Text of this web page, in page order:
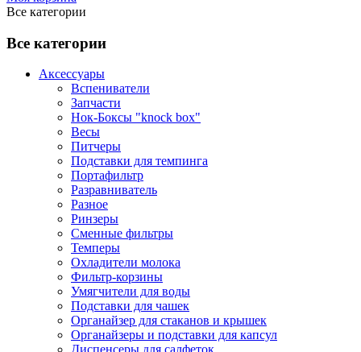
Все категории
Все категории
Аксессуары
Вспениватели
Запчасти
Нок-Боксы "knock box"
Весы
Питчеры
Подставки для темпинга
Портафильтр
Разравниватель
Разное
Ринзеры
Сменные фильтры
Темперы
Охладители молока
Фильтр-корзины
Умягчители для воды
Подставки для чашек
Органайзер для стаканов и крышек
Органайзеры и подставки для капсул